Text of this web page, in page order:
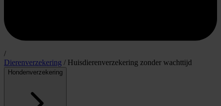
/
Dierenverzekering / Huisdierenverzekering zonder wachttijd
Hondenverzekering